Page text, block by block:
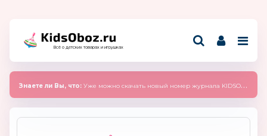
Всё о детских товарах и игрушках
Знаете ли Вы, что: Уже можно скачать новый номер журнала KIDSOBOZ 2025 (сентябрь)